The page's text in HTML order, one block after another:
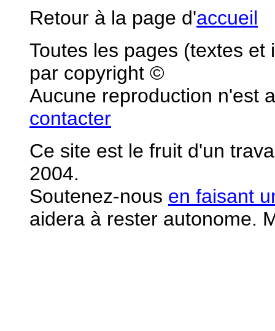
Retour à la page d'accueil
Toutes les pages (textes
par copyright ©
Aucune reproduction n'est
contacter
Ce site est le fruit d'un
2004.
Soutenez-nous en faisant
aidera à rester autonome.